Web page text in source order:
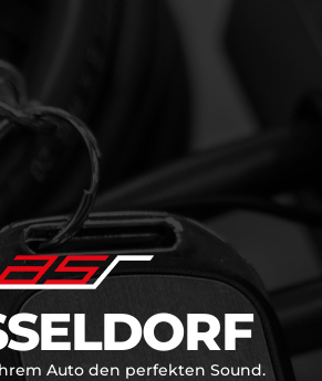
Auto den perfekten Sound.